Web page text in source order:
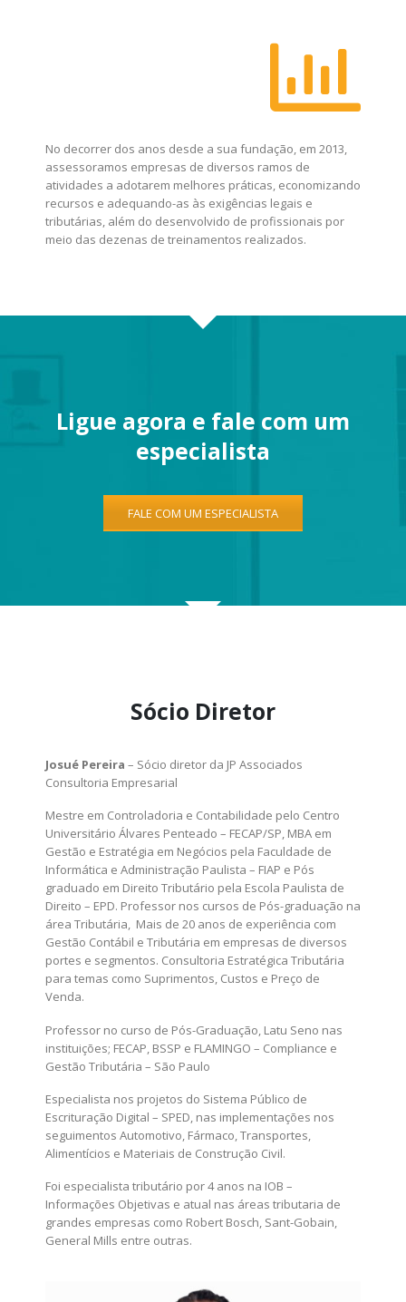
No decorrer dos anos desde a sua fundação, em 2013,
assessoramos empresas de diversos ramos de
atividades a adotarem melhores práticas, economizando
recursos e adequando-as às exigências legais e
tributárias, além do desenvolvido de profissionais por
meio das dezenas de treinamentos realizados.
Ligue agora e fale com um
especialista
FALE COM UM ESPECIALISTA
Sócio Diretor
Josué Pereira – Sócio diretor da JP Associados
Consultoria Empresarial
Mestre em Controladoria e Contabilidade pelo Centro
Universitário Álvares Penteado – FECAP/SP, MBA em
Gestão e Estratégia em Negócios pela Faculdade de
Informática e Administração Paulista – FIAP e Pós
graduado em Direito Tributário pela Escola Paulista de
Direito – EPD. Professor nos cursos de Pós-graduação na
área Tributária, Mais de 20 anos de experiência com
Gestão Contábil e Tributária em empresas de diversos
portes e segmentos. Consultoria Estratégica Tributária
para temas como Suprimentos, Custos e Preço de
Venda.
Professor no curso de Pós-Graduação, Latu Seno nas
instituições; FECAP, BSSP e FLAMINGO – Compliance e
Gestão Tributária – São Paulo
Especialista nos projetos do Sistema Público de
Escrituração Digital – SPED, nas implementações nos
seguimentos Automotivo, Fármaco, Transportes,
Alimentícios e Materiais de Construção Civil.
Foi especialista tributário por 4 anos na IOB –
Informações Objetivas e atual nas áreas tributaria de
grandes empresas como Robert Bosch, Sant-Gobain,
General Mills entre outras.